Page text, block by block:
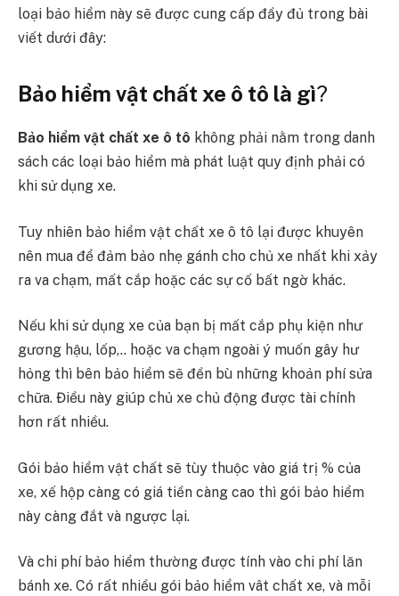
loại bảo hiểm này sẽ được cung cấp đầy đủ trong bài
viết dưới đây:
Bảo hiểm vật chất xe ô tô là gì?
Bảo hiểm vật chất xe ô tô không phải nằm trong danh
sách các loại bảo hiểm mà phát luật quy định phải có
khi sử dụng xe.
Tuy nhiên bảo hiểm vật chất xe ô tô lại được khuyên
nên mua để đảm bảo nhẹ gánh cho chủ xe nhất khi xảy
ra va chạm, mất cắp hoặc các sự cố bất ngờ khác.
Nếu khi sử dụng xe của bạn bị mất cắp phụ kiện như
gương hậu, lốp,.. hoặc va chạm ngoài ý muốn gây hư
hỏng thì bên bảo hiểm sẽ đền bù những khoản phí sửa
chữa. Điều này giúp chủ xe chủ động được tài chính
hơn rất nhiều.
Gói bảo hiểm vật chất sẽ tùy thuộc vào giá trị % của
xe, xế hộp càng có giá tiền càng cao thì gói bảo hiểm
này càng đắt và ngược lại.
Và chi phí bảo hiểm thường được tính vào chi phí lăn
bánh xe. Có rất nhiều gói bảo hiểm vât chất xe, và mỗi